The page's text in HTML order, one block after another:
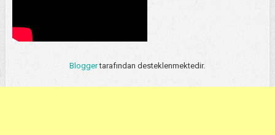
Bloggertarafından desteklenmektedir.